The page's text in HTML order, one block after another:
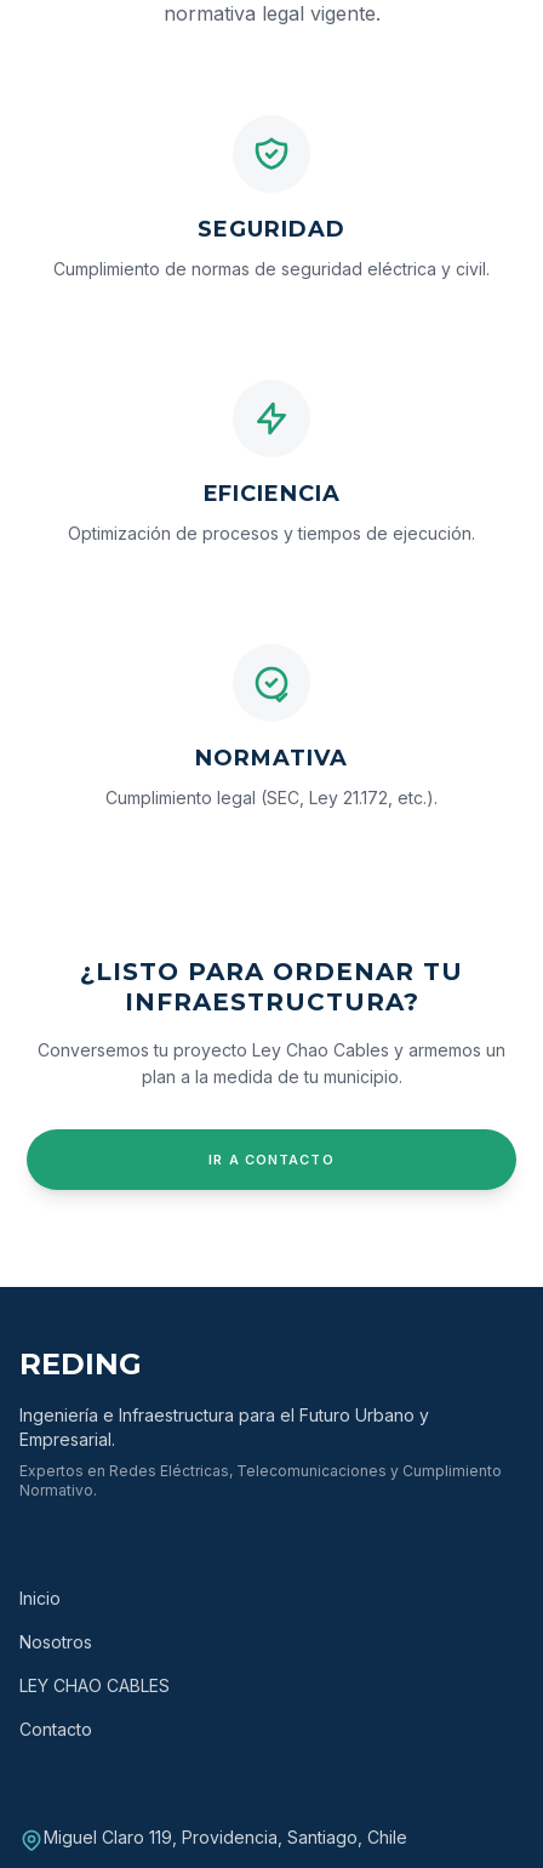
normativa legal vigente.
SEGURIDAD
Cumplimiento de normas de seguridad eléctrica y civil.
EFICIENCIA
Optimización de procesos y tiempos de ejecución.
NORMATIVA
Cumplimiento legal (SEC, Ley 21.172, etc.).
¿LISTO PARA ORDENAR TU
INFRAESTRUCTURA?
Conversemos tu proyecto Ley Chao Cables y armemos un
plan a la medida de tu municipio.
IR A CONTACTO
REDING
Ingeniería e Infraestructura para el Futuro Urbano y
Empresarial.
Expertos en Redes Eléctricas, Telecomunicaciones y Cumplimiento
Normativo.
Inicio
Nosotros
LEY CHAO CABLES
Contacto
Miguel Claro 119, Providencia, Santiago, Chile